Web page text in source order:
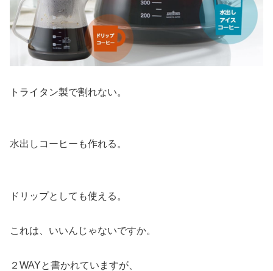
トライタン製で割れない。
水出しコーヒーも作れる。
ドリップとしても使える。
これは、いいんじゃないですか。
２WAYと書かれていますが、